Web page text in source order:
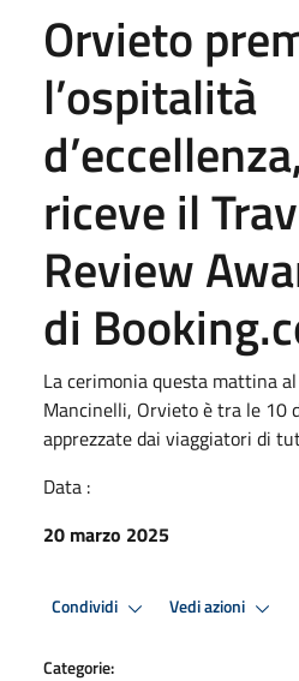
Orvieto
l’ospitalità
riceve il
Review
di
La cerimonia questa mattina
Mancinelli, Orvieto è tra le 10
apprezzate dai viaggiatori di
Data :
20 marzo 2025
Condividi Vedi azioni
Categorie: